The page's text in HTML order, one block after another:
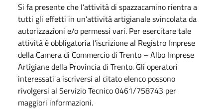
Si fa presente che l’attività di spazzacamino rientra a
tutti gli effetti in un’attività artigianale svincolata da
autorizzazioni e/o permessi vari. Per esercitare tale
attività è obbligatoria l’iscrizione al Registro Imprese
della Camera di Commercio di Trento – Albo Imprese
Artigiane della Provincia di Trento. Gli operatori
interessati a iscriversi al citato elenco possono
rivolgersi al Servizio Tecnico 0461/758743 per
maggiori informazioni.